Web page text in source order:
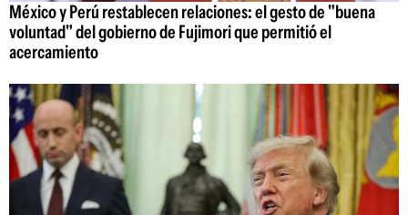
México y Perú restablecen relaciones: el gesto de "buena
voluntad" del gobierno de Fujimori que permitió el
acercamiento